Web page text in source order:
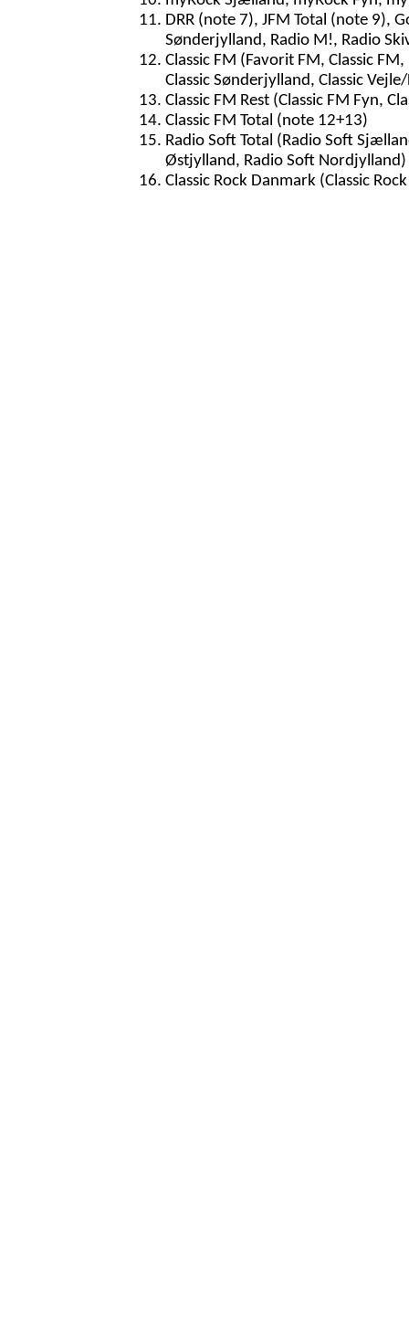
DRR (note 7), JFM Total (note 9),
Sønderjylland, Radio M!, Radio
Classic FM (Favorit FM, Classic
Classic Sønderjylland, Classic
Classic FM Rest (Classic FM Fyn,
Classic FM Total (note 12+13)
Radio Soft Total (Radio Soft
Østjylland, Radio Soft Nordjylland)
Classic Rock Danmark (Classic